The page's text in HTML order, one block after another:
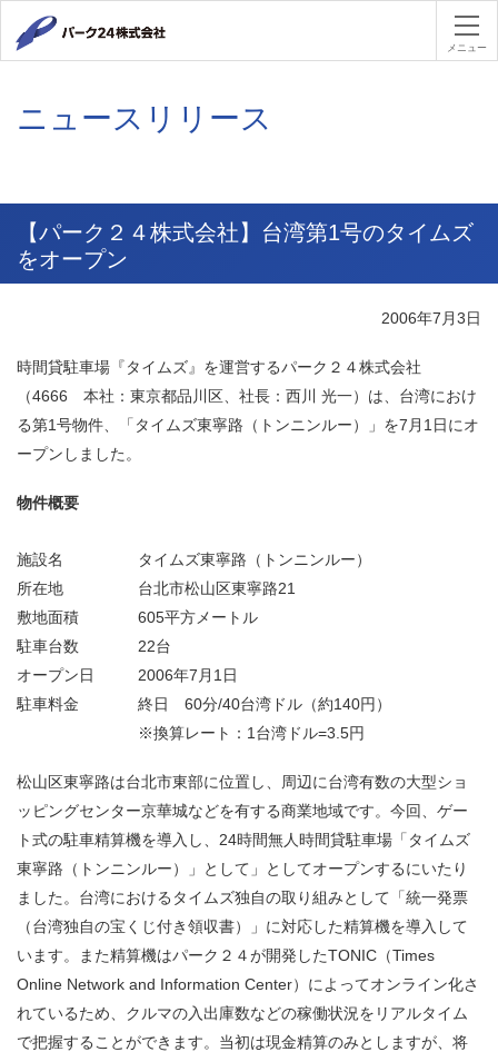
パーク２
メニュー
ニュースリリース
【パーク２４株式会社】台湾第1号のタイムズ
をオープン
2006年7月3日
時間貸駐車場『タイムズ』を運営するパーク２４株式会社
（4666 本社：東京都品川区、社長：西川 光一）は、台湾におけ
る第1号物件、「タイムズ東寧路（トンニンルー）」を7月1日にオ
ープンしました。
物件概要
施設名
タイムズ東寧路（トンニンルー）
所在地
台北市松山区東寧路21
敷地面積
605平方メートル
駐車台数
22台
オープン日
2006年7月1日
駐車料金
終日 60分/40台湾ドル（約140円）
※換算レート：1台湾ドル=3.5円
松山区東寧路は台北市東部に位置し、周辺に台湾有数の大型ショ
ッピングセンター京華城などを有する商業地域です。今回、ゲー
ト式の駐車精算機を導入し、24時間無人時間貸駐車場「タイムズ
東寧路（トンニンルー）」として」としてオープンするにいたり
ました。台湾におけるタイムズ独自の取り組みとして「統一発票
（台湾独自の宝くじ付き領収書）」に対応した精算機を導入して
います。また精算機はパーク２４が開発したTONIC（Times
Online Network and Information Center）によってオンライン化さ
れているため、クルマの入出庫数などの稼働状況をリアルタイム
で把握することができます。当初は現金精算のみとしますが、将